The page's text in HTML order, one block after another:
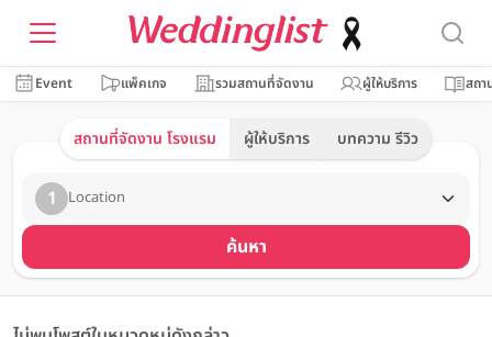
Event แพ็คเกจ รวมสถานที่จัดงาน ผู้ให้บริการ สถา
สถานที่จัดงาน โรงแรม ผู้ให้บริการ บทความ รีวิว
1 Location
ค้นหา